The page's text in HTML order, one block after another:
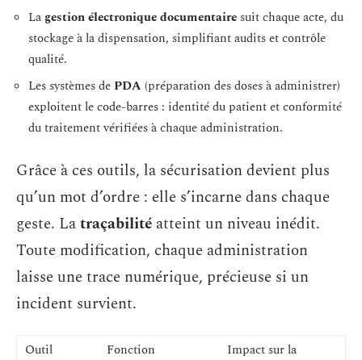
La gestion électronique documentaire suit chaque acte, du
stockage à la dispensation, simplifiant audits et contrôle
qualité.
Les systèmes de PDA (préparation des doses à administrer)
exploitent le code-barres : identité du patient et conformité
du traitement vérifiées à chaque administration.
Grâce à ces outils, la sécurisation devient plus
qu’un mot d’ordre : elle s’incarne dans chaque
geste. Latraçabilité atteint un niveau inédit.
Toute modification, chaque administration
laisse une trace numérique, précieuse si un
incident survient.
Outil Fonction
Impact sur la